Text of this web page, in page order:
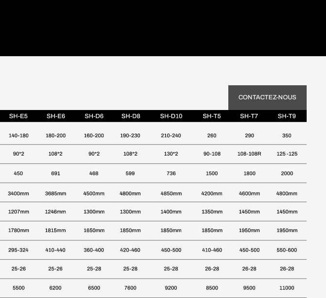
CONTACTEZ-NOUS